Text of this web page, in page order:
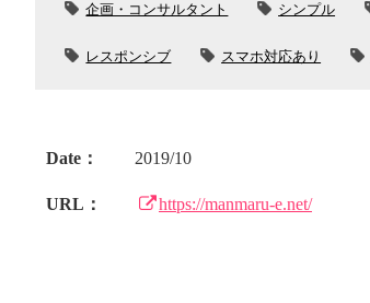
企画・コンサルタント シンプル
レスポンシブ スマホ対応あり
Date： 2019/10
URL： https://manmaru-e.net/